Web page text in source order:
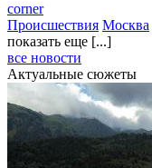
corner
Происшествия Москва
показать еще [...]
все новости
Актуальные сюжеты